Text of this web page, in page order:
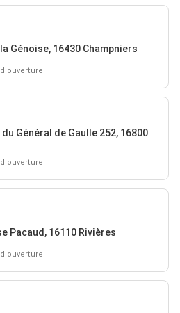
Génoise, 16430 Champniers
du Général de Gaulle 252, 16800
Pacaud, 16110 Rivières